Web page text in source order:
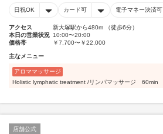
日祝OK カード可 電子マネー決済可
アクセス
新大塚駅から480m （徒歩6分）
本日の営業状況 10:00〜20:00
価格帯
￥7,700〜￥22,000
主なメニュー
アロママッサージ
Holistic lymphatic treatment /リンパマッサージ 60min
店舗公式